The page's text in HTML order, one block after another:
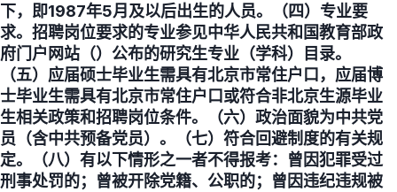
下，即1987年5月及以后出生的人员。（四）专业要
求。招聘岗位要求的专业参见中华人民共和国教育部政
府门户网站（）公布的研究生专业（学科）目录。
（五）应届硕士毕业生需具有北京市常住户口，应届博
士毕业生需具有北京市常住户口或符合非北京生源毕业
生相关政策和招聘岗位条件。（六）政治面貌为中共党
员（含中共预备党员）。（七）符合回避制度的有关规
定。（八）有以下情形之一者不得报考：曾因犯罪受过
刑事处罚的；曾被开除党籍、公职的；曾因违纪违规被